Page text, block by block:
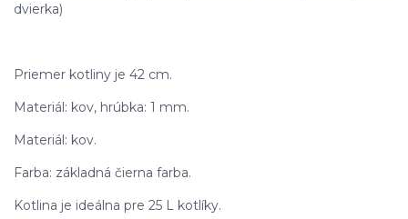
dvierka)
Priemer kotliny je 42 cm.
Materiál: kov, hrúbka: 1 mm.
Materiál: kov.
Farba: základná čierna farba.
Kotlina je ideálna pre 25 L kotlíky.